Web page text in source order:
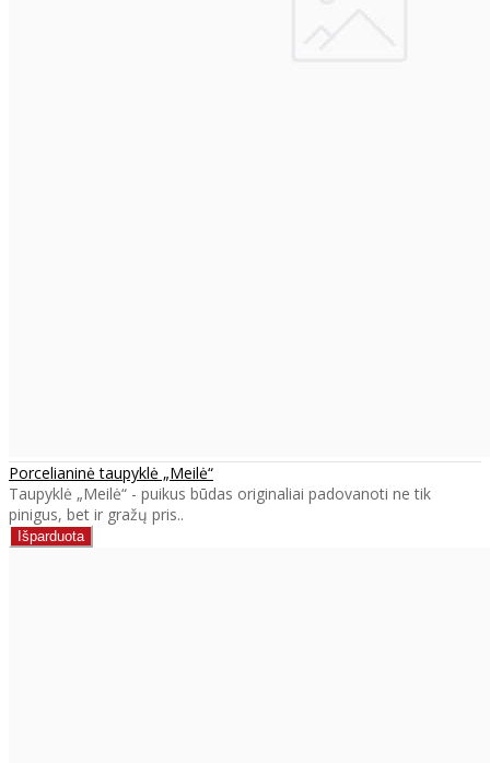
Porcelianinė taupyklė „Meilė“
Taupyklė „Meilė“ - puikus būdas originaliai padovanoti ne tik
pinigus, bet ir gražų pris..